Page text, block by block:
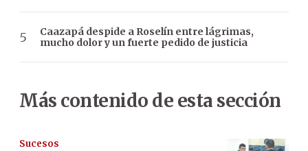
Caazapá despide a Roselín entre lágrimas,
mucho dolor y un fuerte pedido de justicia
Más contenido de esta sección
Sucesos